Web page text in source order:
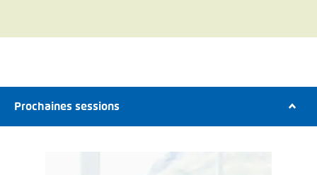
Prochaines sessions